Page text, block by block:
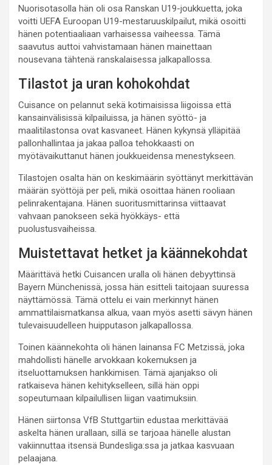
Nuorisotasolla hän oli osa Ranskan U19-joukkuetta, joka
voitti UEFA Euroopan U19-mestaruuskilpailut, mikä osoitti
hänen potentiaaliaan varhaisessa vaiheessa. Tämä
saavutus auttoi vahvistamaan hänen mainettaan
nousevana tähtenä ranskalaisessa jalkapallossa.
Tilastot ja uran kohokohdat
Cuisance on pelannut sekä kotimaisissa liigoissa että
kansainvälisissä kilpailuissa, ja hänen syöttö- ja
maalitilastonsa ovat kasvaneet. Hänen kykynsä ylläpitää
pallonhallintaa ja jakaa palloa tehokkaasti on
myötävaikuttanut hänen joukkueidensa menestykseen.
Tilastojen osalta hän on keskimäärin syöttänyt merkittävän
määrän syöttöjä per peli, mikä osoittaa hänen rooliaan
pelinrakentajana. Hänen suoritusmittarinsa viittaavat
vahvaan panokseen sekä hyökkäys- että
puolustusvaiheissa.
Muistettavat hetket ja käännekohdat
Määrittävä hetki Cuisancen uralla oli hänen debyyttinsä
Bayern Münchenissä, jossa hän esitteli taitojaan suuressa
näyttämössä. Tämä ottelu ei vain merkinnyt hänen
ammattilaismatkansa alkua, vaan myös asetti sävyn hänen
tulevaisuudelleen huipputason jalkapallossa.
Toinen käännekohta oli hänen lainansa FC Metzissä, joka
mahdollisti hänelle arvokkaan kokemuksen ja
itseluottamuksen hankkimisen. Tämä ajanjakso oli
ratkaiseva hänen kehitykselleen, sillä hän oppi
sopeutumaan kilpailullisen liigan vaatimuksiin.
Hänen siirtonsa VfB Stuttgartiin edustaa merkittävää
askelta hänen urallaan, sillä se tarjoaa hänelle alustan
vakiinnuttaa itsensä Bundesliga:ssa ja jatkaa kasvuaan
pelaajana.